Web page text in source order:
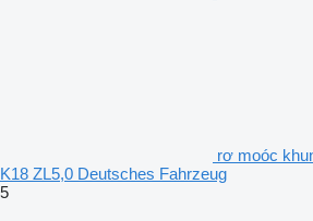
rơ moóc
K18 ZL5,0 Deutsches Fahrzeug
5